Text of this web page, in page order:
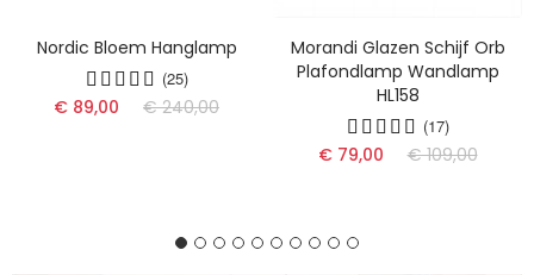
Nordic Bloem Hanglamp
(25)
€ 89,00 € 240,00
Morandi Glazen Schijf Orb
Plafondlamp Wandlamp
HL158
(17)
€ 79,00 € 109,00